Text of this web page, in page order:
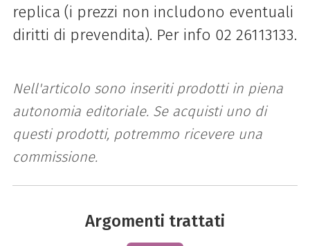
replica (i prezzi non includono eventuali
diritti di prevendita). Per info 02 26113133.
Nell'articolo sono inseriti prodotti in piena
autonomia editoriale. Se acquisti uno di
questi prodotti, potremmo ricevere una
commissione.
Argomenti trattati